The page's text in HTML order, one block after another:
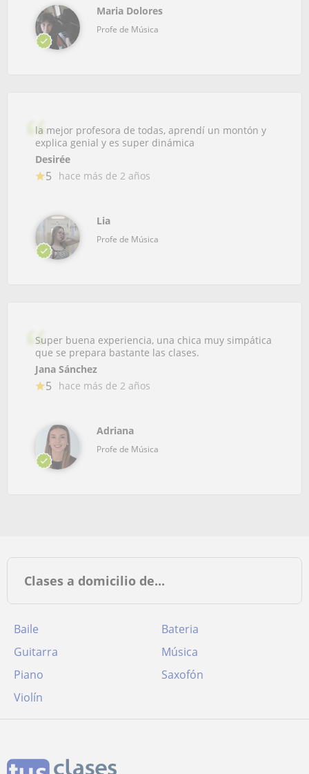
Maria Dolores
Profe de Música
la mejor profesora de todas, aprendí un montón y
explica genial y es super dinámica
Desirée
5 hace más de 2 años
Lia
Profe de Música
Super buena experiencia, una chica muy simpática
que se prepara bastante las clases.
Jana Sánchez
5 hace más de 2 años
Adriana
Profe de Música
Clases a domicilio de...
Baile
Bateria
Guitarra
Música
Piano
Saxofón
Violín